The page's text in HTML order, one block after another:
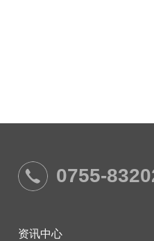
0755-
资讯中心